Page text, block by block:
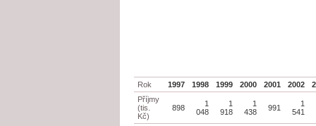
Rok 1997 1998 1999 2000 2001 2002
Příjmy
(tis.
Kč)
898
1
048
1
918
1
438
991
1
541